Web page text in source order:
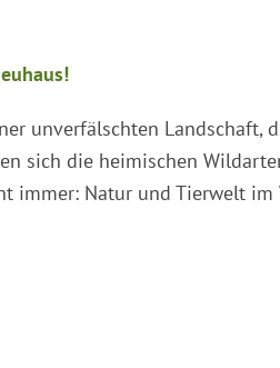
unverfälschten Landschaft,
sich die heimischen
immer: Natur und Tierwelt im